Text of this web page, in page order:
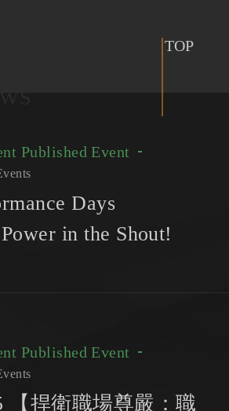
TOP
Published Event
Days
in the Shout!
Published Event
【捍衛職場尊嚴：職